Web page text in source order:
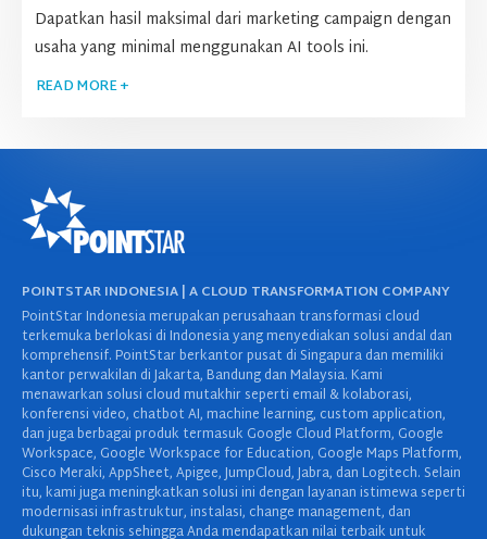
Dapatkan hasil maksimal dari marketing campaign dengan
usaha yang minimal menggunakan AI tools ini.
READ MORE +
POINTSTAR INDONESIA | A CLOUD TRANSFORMATION COMPANY
PointStar Indonesia merupakan perusahaan transformasi cloud
terkemuka berlokasi di Indonesia yang menyediakan solusi andal dan
komprehensif. PointStar berkantor pusat di Singapura dan memiliki
kantor perwakilan di Jakarta, Bandung dan Malaysia. Kami
menawarkan solusi cloud mutakhir seperti email & kolaborasi,
konferensi video, chatbot AI, machine learning, custom application,
dan juga berbagai produk termasuk Google Cloud Platform, Google
Workspace, Google Workspace for Education, Google Maps Platform,
Cisco Meraki, AppSheet, Apigee, JumpCloud, Jabra, dan Logitech. Selain
itu, kami juga meningkatkan solusi ini dengan layanan istimewa seperti
modernisasi infrastruktur, instalasi, change management, dan
dukungan teknis sehingga Anda mendapatkan nilai terbaik untuk